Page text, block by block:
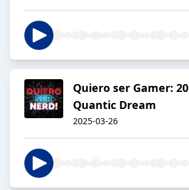
Quiero ser Gamer: 20
Quantic Dream
2025-03-26